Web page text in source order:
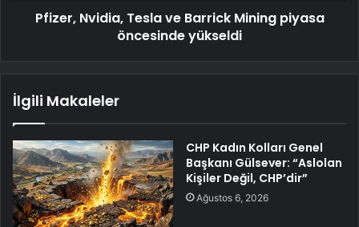
Pfizer, Nvidia, Tesla ve Barrick Mining piyasa
öncesinde yükseldi
İlgili Makaleler
CHP Kadın Kolları Genel
Başkanı Gülsever: “Aslolan
Kişiler Değil, CHP’dir”
Ağustos 6, 2026